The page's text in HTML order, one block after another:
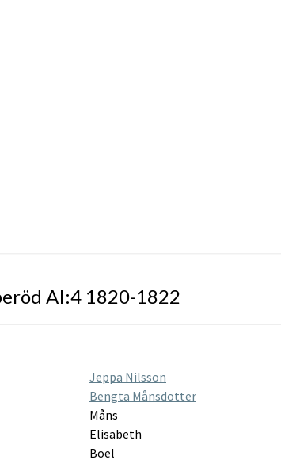
AI:4 1820-1822
Jeppa Nilsson
Bengta Månsdotter
Måns
Elisabeth
Boel